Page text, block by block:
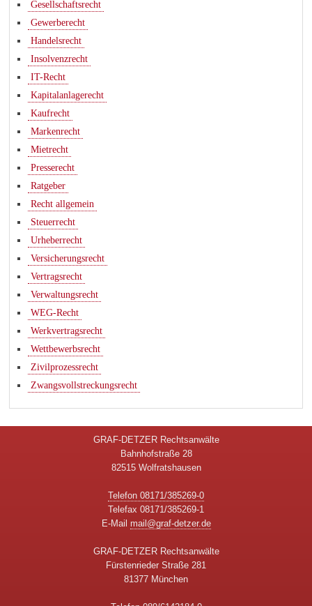
Gesellschaftsrecht
Gewerberecht
Handelsrecht
Insolvenzrecht
IT-Recht
Kapitalanlagerecht
Kaufrecht
Markenrecht
Mietrecht
Presserecht
Ratgeber
Recht allgemein
Steuerrecht
Urheberrecht
Versicherungsrecht
Vertragsrecht
Verwaltungsrecht
WEG-Recht
Werkvertragsrecht
Wettbewerbsrecht
Zivilprozessrecht
Zwangsvollstreckungsrecht
GRAF-DETZER Rechtsanwälte
Bahnhofstraße 28
82515 Wolfratshausen
Telefon 08171/385269-0
Telefax 08171/385269-1
E-Mail mail@graf-detzer.de
GRAF-DETZER Rechtsanwälte
Fürstenrieder Straße 281
81377 München